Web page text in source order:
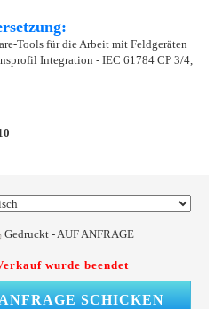
Tools für die Arbeit mit Feldgeräten
Integration - IEC 61784 CP 3/4,
Gedruckt - AUF ANFRAGE
wurde beendet
ANFRAGE SCHICKEN